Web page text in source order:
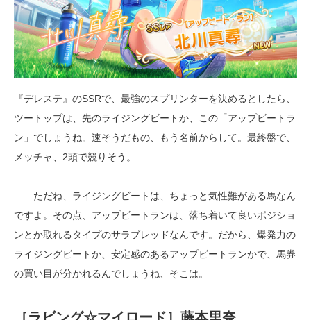
『デレステ』のSSRで、最強のスプリンターを決めるとしたら、
ツートップは、先のライジングビートか、この「アップビートラ
ン」でしょうね。速そうだもの、もう名前からして。最終盤で、
メッチャ、2頭で競りそう。
……ただね、ライジングビートは、ちょっと気性難がある馬なん
ですよ。その点、アップビートランは、落ち着いて良いポジショ
ンとか取れるタイプのサラブレッドなんです。だから、爆発力の
ライジングビートか、安定感のあるアップビートランかで、馬券
の買い目が分かれるんでしょうね、そこは。